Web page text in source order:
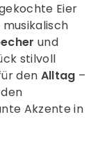
Eier
musikalisch
und
stilvoll
den Alltag –
Akzente in